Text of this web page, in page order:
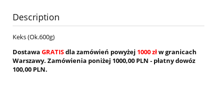
Description
Keks (Ok.600g)
Dostawa GRATISdla zamówień powyżej 1000 złw granicach
Warszawy. Zamówienia poniżej 1000,00 PLN - płatny dowóz
100,00 PLN.